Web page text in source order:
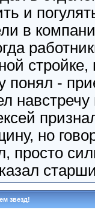
и
в
понял -
но
просто
звезд!